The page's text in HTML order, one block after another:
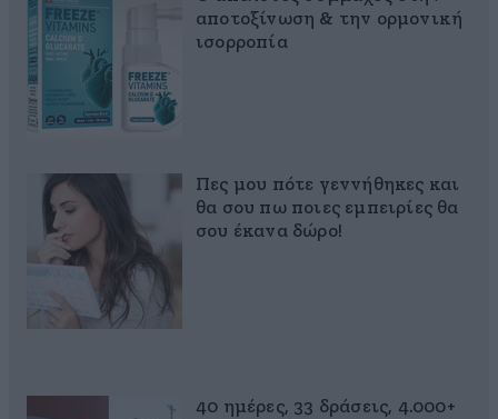
αποτοξίνωση & την ορμονική
ισορροπία
Πες μου πότε γεννήθηκες και
θα σου πω ποιες εμπειρίες θα
σου έκανα δώρο!
40 ημέρες, 33 δράσεις, 4.000+